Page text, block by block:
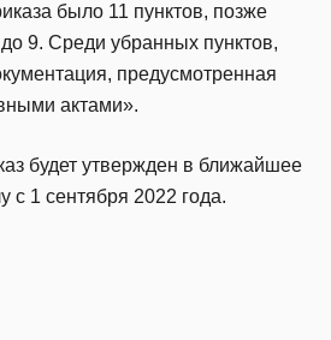
было 11 пунктов, позже
9. Среди убранных пунктов,
предусмотренная
актами».
будет утвержден в ближайшее
с 1 сентября 2022 года.